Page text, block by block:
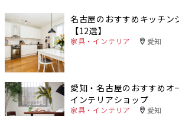
名古屋のおすすめキッチン
【12選】
家具・インテリア 愛知
愛知・名古屋のおすすめオ
インテリアショップ
家具・インテリア 愛知